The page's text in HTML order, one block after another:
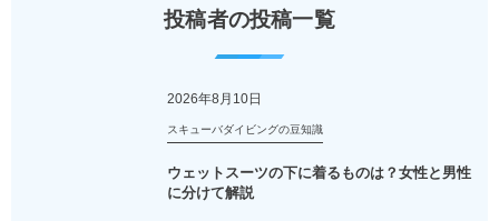
投稿者の投稿一覧
2026年8月10日
スキューバダイビングの豆知識
ウェットスーツの下に着るものは？女性と男性
に分けて解説